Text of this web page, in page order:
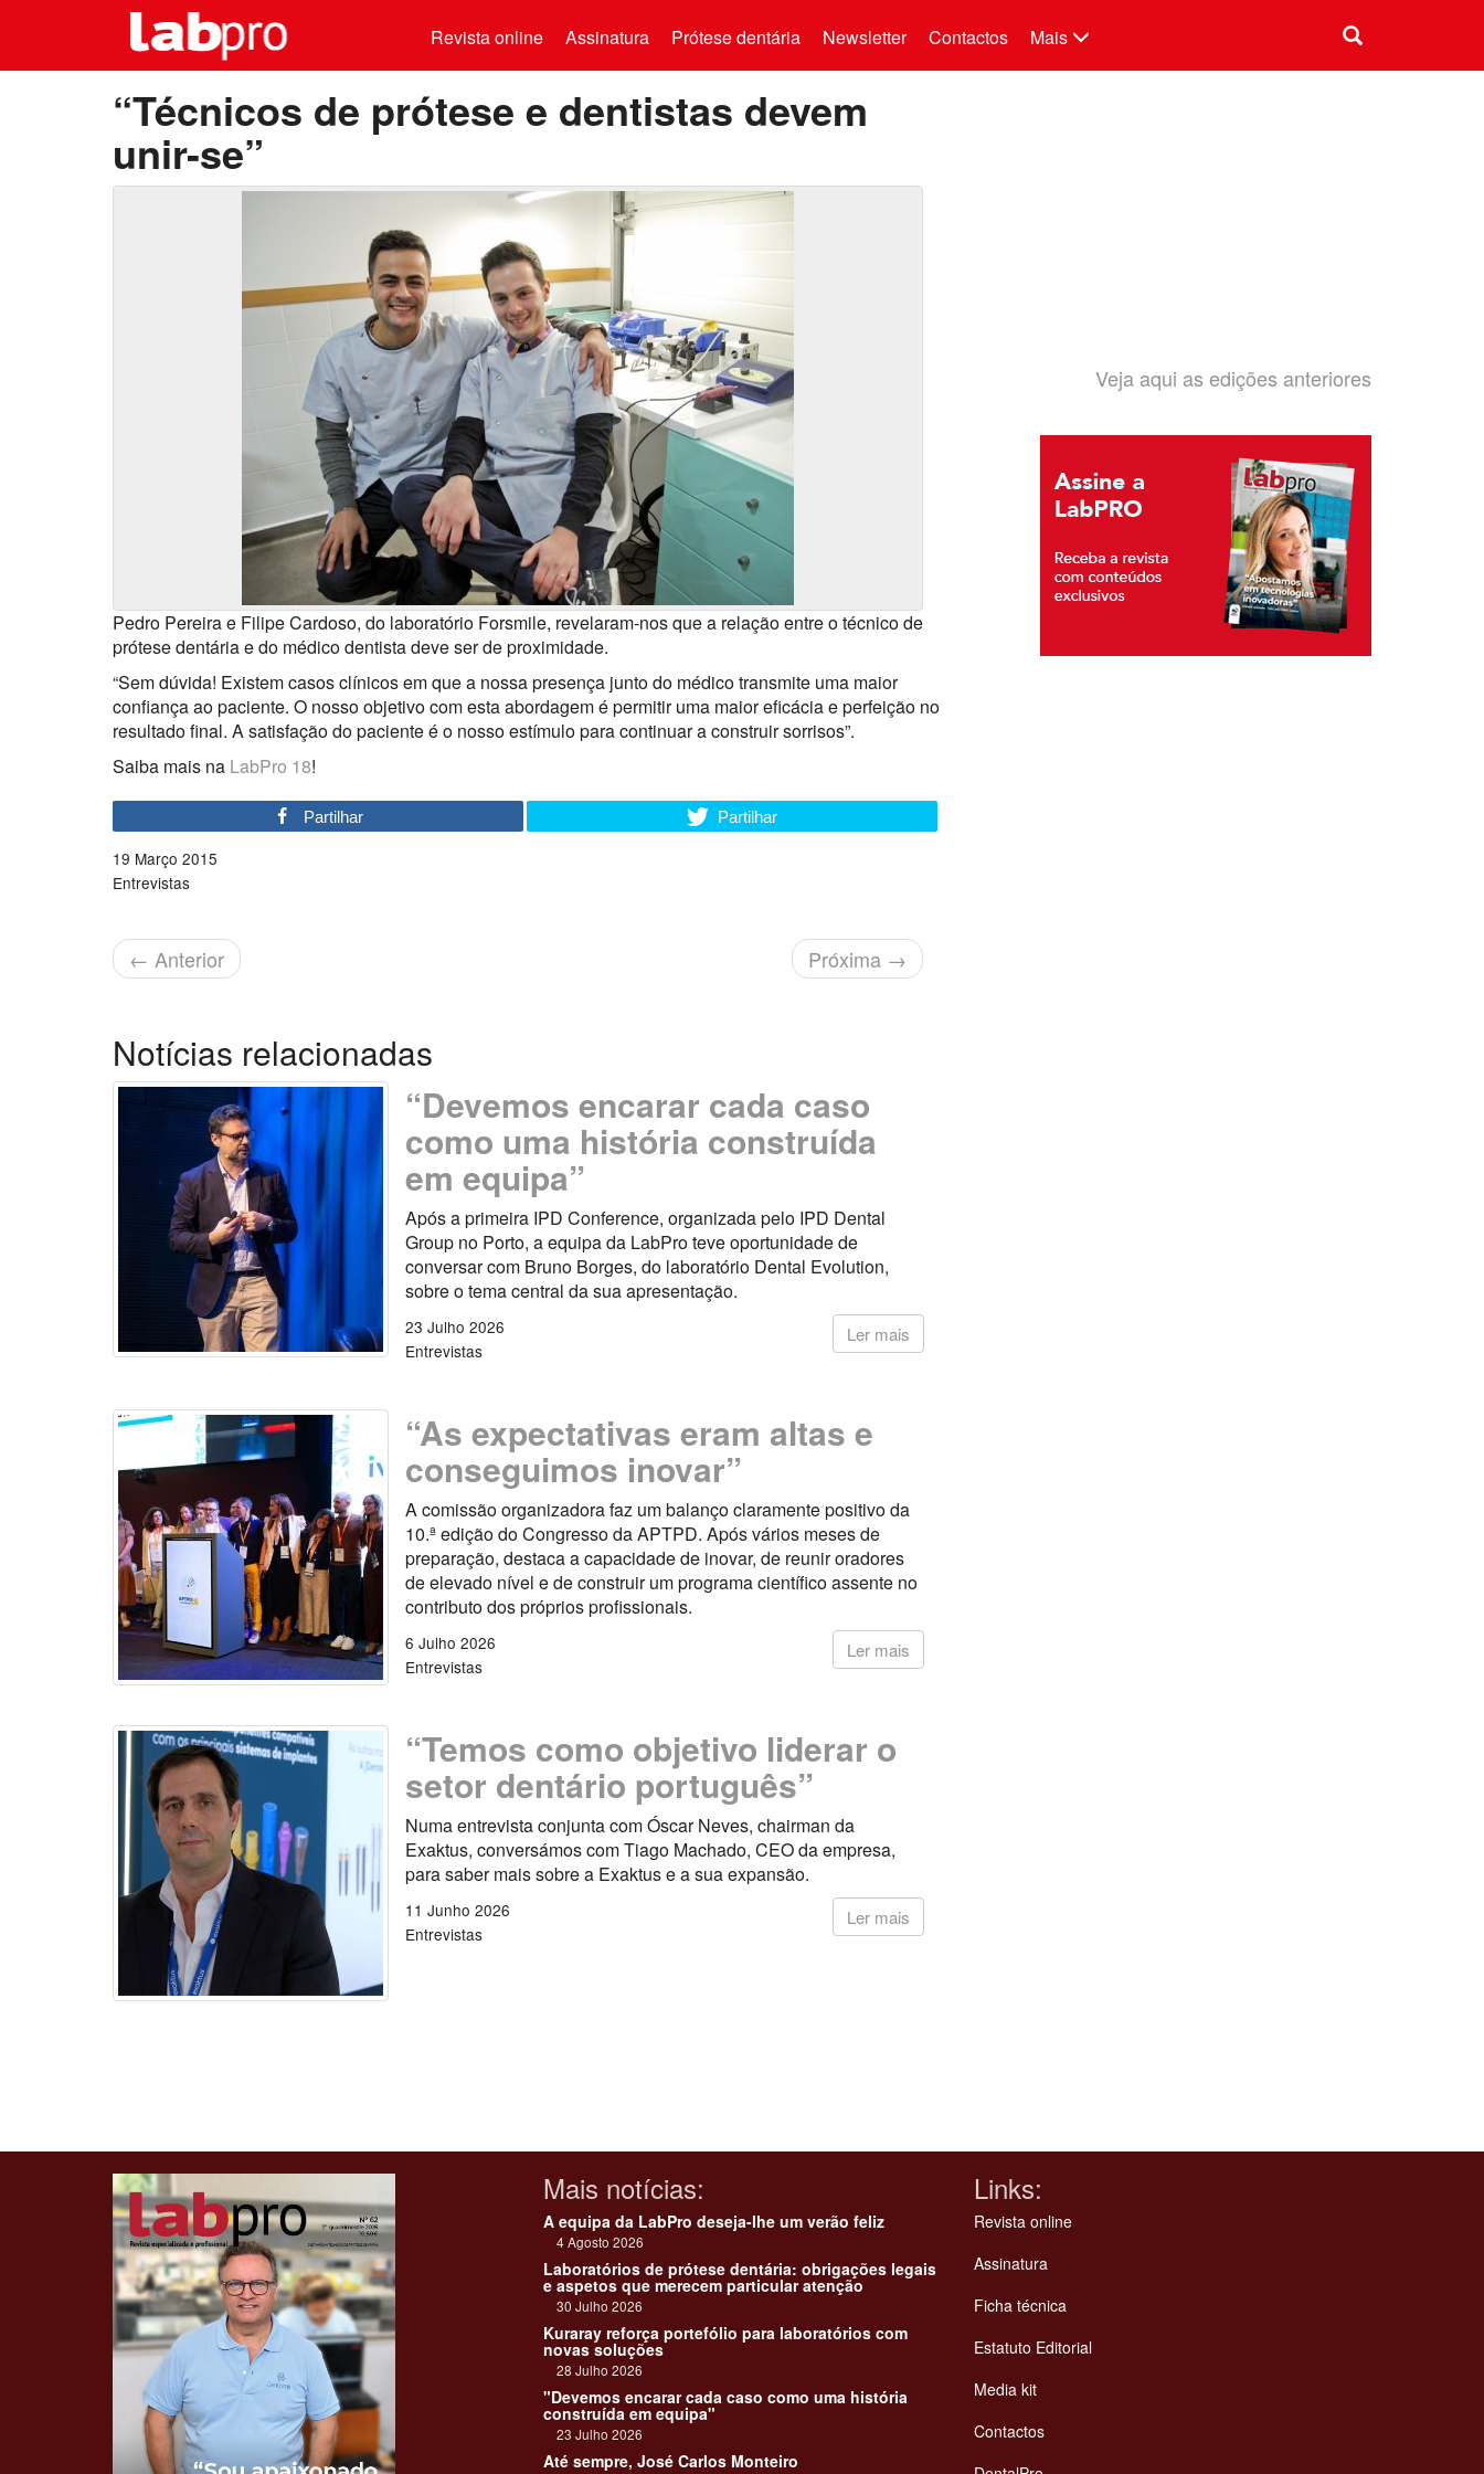
Mais
Revista online Assinatura Prótese dentária Newsletter Contactos
“Técnicos de prótese e dentistas devem
unir-se”
Pedro Pereira e Filipe Cardoso, do laboratório Forsmile, revelaram-nos que a relação entre o técnico de
prótese dentária e do médico dentista deve ser de proximidade.
“Sem dúvida! Existem casos clínicos em que a nossa presença junto do médico transmite uma maior
confiança ao paciente. O nosso objetivo com esta abordagem é permitir uma maior eficácia e perfeição no
resultado final. A satisfação do paciente é o nosso estímulo para continuar a construir sorrisos”.
Saiba mais na LabPro 18!
Partilhar Partilhar
19 Março 2015
Entrevistas
← Anterior Próxima →
Veja aqui as edições anteriores
Notícias relacionadas
“Devemos encarar cada caso
como uma história construída
em equipa”
Após a primeira IPD Conference, organizada pelo IPD Dental
Group no Porto, a equipa da LabPro teve oportunidade de
conversar com Bruno Borges, do laboratório Dental Evolution,
sobre o tema central da sua apresentação.
Ler mais
23 Julho 2026
Entrevistas
“As expectativas eram altas e
conseguimos inovar”
A comissão organizadora faz um balanço claramente positivo da
10.ª edição do Congresso da APTPD. Após vários meses de
preparação, destaca a capacidade de inovar, de reunir oradores
de elevado nível e de construir um programa científico assente no
contributo dos próprios profissionais.
Ler mais
6 Julho 2026
Entrevistas
“Temos como objetivo liderar o
setor dentário português”
Numa entrevista conjunta com Óscar Neves, chairman da
Exaktus, conversámos com Tiago Machado, CEO da empresa,
para saber mais sobre a Exaktus e a sua expansão.
Ler mais
11 Junho 2026
Entrevistas
Clique para ler
Mais notícias:
A equipa da LabPro deseja-lhe um verão feliz
4 Agosto 2026
Laboratórios de prótese dentária: obrigações legais
e aspetos que merecem particular atenção
30 Julho 2026
Kuraray reforça portefólio para laboratórios com
novas soluções
28 Julho 2026
"Devemos encarar cada caso como uma história
construída em equipa"
23 Julho 2026
Até sempre, José Carlos Monteiro
Links:
Revista online
Assinatura
Ficha técnica
Estatuto Editorial
Media kit
Contactos